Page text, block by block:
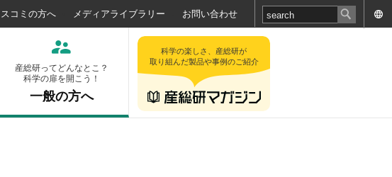
コミの方へ メディアライブラリー お問い合わせ
産総研ってどんなとこ？
科学の扉を開こう！
一般の方へ
科学の楽しさ、産総研が
取り組んだ製品や事例のご紹介